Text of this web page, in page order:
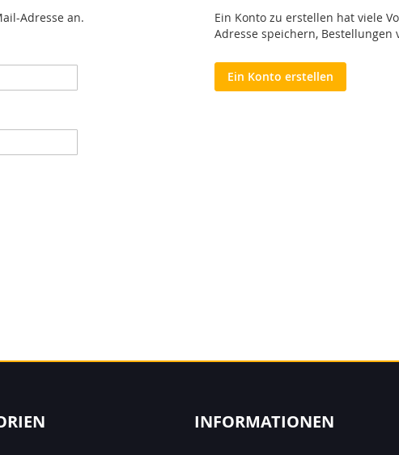
Adresse an.
Ein Konto zu erstellen hat viele
Adresse speichern,
Ein Konto erstellen
INFORMATIONEN